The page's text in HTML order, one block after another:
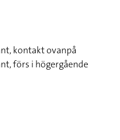
kontakt ovanpå
förs i högergående